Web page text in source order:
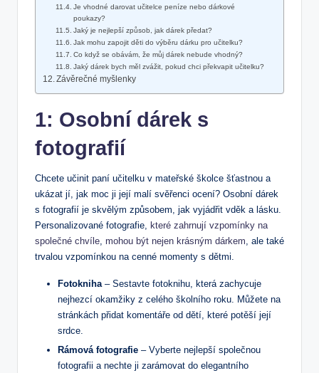
Je vhodné darovat učitelce peníze nebo dárkové
poukazy?
Jaký je nejlepší způsob, jak dárek předat?
Jak mohu zapojit děti do výběru dárku pro učitelku?
Co když se obávám, že můj dárek nebude vhodný?
Jaký dárek bych měl zvážit, pokud chci překvapit učitelku?
Závěrečné myšlenky
1: Osobní dárek s
fotografií
Chcete učinit paní učitelku v mateřské školce šťastnou a
ukázat jí, jak moc ji její malí svěřenci ocení? Osobní dárek
s fotografií je skvělým způsobem, jak vyjádřit vděk a lásku.
Personalizované fotografie, které zahrnují vzpomínky na
společné chvíle, mohou být nejen krásným dárkem, ale také
trvalou vzpomínkou na cenné momenty s dětmi.
Fotokniha– Sestavte fotoknihu, která zachycuje
nejhezcí okamžiky z celého školního roku. Můžete na
stránkách přidat komentáře od dětí, které potěší její
srdce.
Rámová fotografie – Vyberte nejlepší společnou
fotografii a nechte ji zarámovat do elegantního